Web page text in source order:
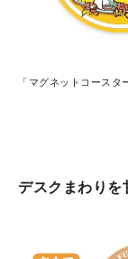
「マグネットコース
デスクまわりを